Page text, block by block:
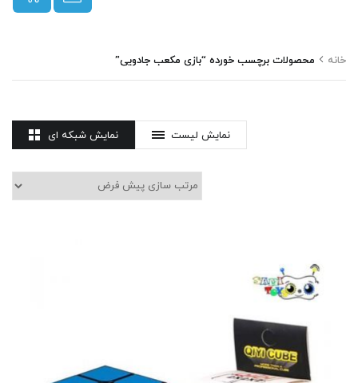
خانه محصولات برچسب خورده “بازی مکعب جادویی”
نمایش شبکه ای نمایش لیست